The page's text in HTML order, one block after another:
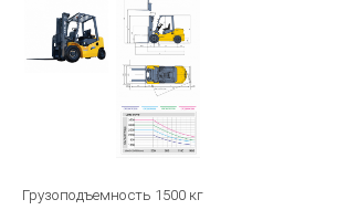
Грузоподъемность 1500 кг